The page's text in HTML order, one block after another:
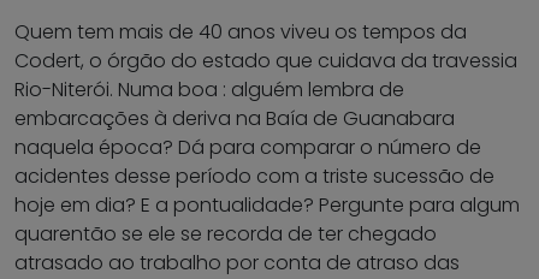
Quem tem mais de 40 anos viveu os tempos da
Codert, o órgão do estado que cuidava da travessia
Rio-Niterói. Numa boa : alguém lembra de
embarcações à deriva na Baía de Guanabara
naquela época? Dá para comparar o número de
acidentes desse período com a triste sucessão de
hoje em dia? E a pontualidade? Pergunte para algum
quarentão se ele se recorda de ter chegado
atrasado ao trabalho por conta de atraso das